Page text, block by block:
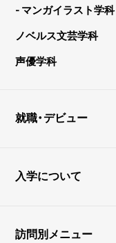
- マンガイラスト学科
ノベルス文芸学科
声優学科
就職・デビュー
入学について
訪問別メニュー